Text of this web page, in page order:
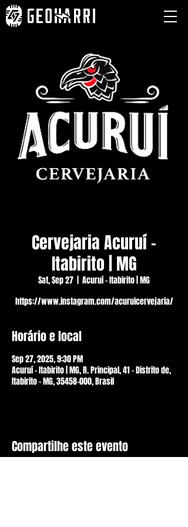
Cervejaria Acuruí -
Itabirito | MG
Sat, Sep 27
Acuruí - Itabirito | MG
https://www.instagram.com/acuruicervejaria/
Horário e local
Sep 27, 2025, 9:30 PM
Acuruí - Itabirito | MG, R. Principal, 41 - Distrito de,
Itabirito - MG, 35458-000, Brasil
Compartilhe este evento